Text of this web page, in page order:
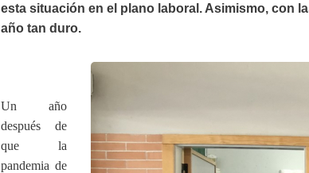
esta situación en el plano laboral. Asimismo, con
año tan duro.
Un año
después de
que la
pandemia de